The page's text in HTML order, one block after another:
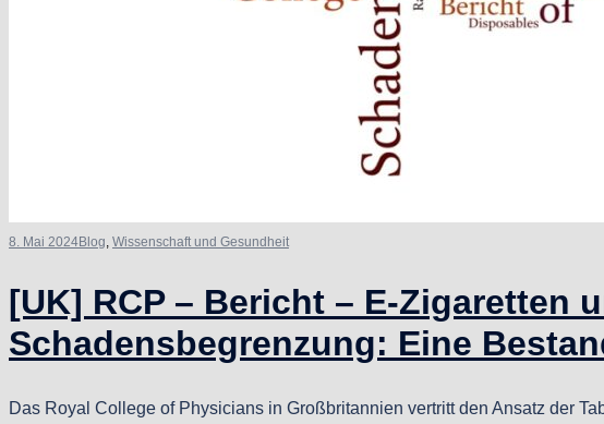
8. Mai 2024Blog, Wissenschaft und Gesundheit
[UK] RCP – Bericht – E-Zigaretten
Schadensbegrenzung: Eine
Das Royal College of Physicians in Großbritannien vertritt den Ansatz der